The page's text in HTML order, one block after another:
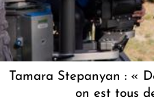
Tamara Stepanyan : «
on est tous